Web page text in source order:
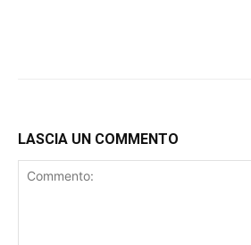
LASCIA UN COMMENTO